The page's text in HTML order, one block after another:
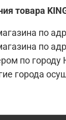
товара
по
по
по
города